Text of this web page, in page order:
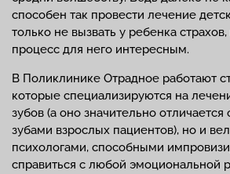
способен так провести лечение
только не вызвать у ребенка
процесс для него интересным.
В Поликлинике Отрадное работают
которые специализируются на
зубов (а оно значительно
зубами взрослых пациентов), но и
психологами, способными
справиться с любой эмоциональной